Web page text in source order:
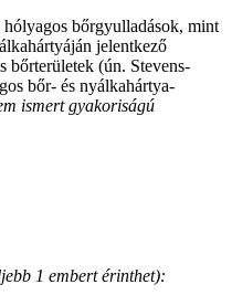
hólyagos bőrgyulladások, mint
jelentkező
bőrterületek (ún. Stevens-
bőr- és nyálkahártya-
ismert gyakoriságú
1 embert érinthet):